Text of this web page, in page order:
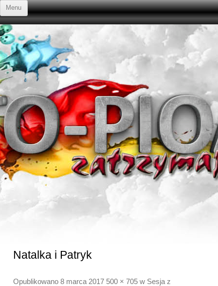
Menu
Przejdź do treści
Natalka i Patryk
Opublikowano8 marca 2017 500 × 705 w Sesja z